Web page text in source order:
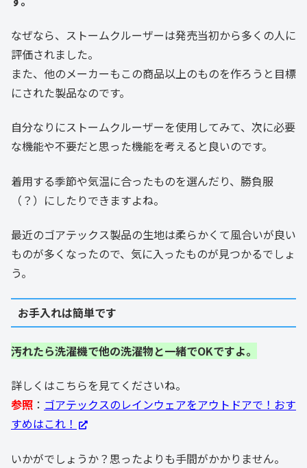
なぜなら、ストームクルーザーは発売当初から多くの人に
評価されました。
また、他のメーカーもこの商品以上のものを作ろうと目標
にされた製品なのです。
自分なりにストームクルーザーを使用してみて、次に必要
な機能や不要だと思った機能を考えると良いのです。
着用する季節や気温に合ったものを選んだり、勝負服
（？）にしたりできますよね。
最近のゴアテックス製品の生地は柔らかくて風合いが良い
ものが多くなったので、気に入ったものが見つかるでしょ
う。
お手入れは簡単です
汚れたら洗濯機で他の洗濯物と一緒でOKですよ。
詳しくはこちらを見てくださいね。
参照 ： ゴアテックスのレインウェアをアウトドアで！おす
すめはこれ！
いかがでしょうか？思ったよりも手間がかかりません。